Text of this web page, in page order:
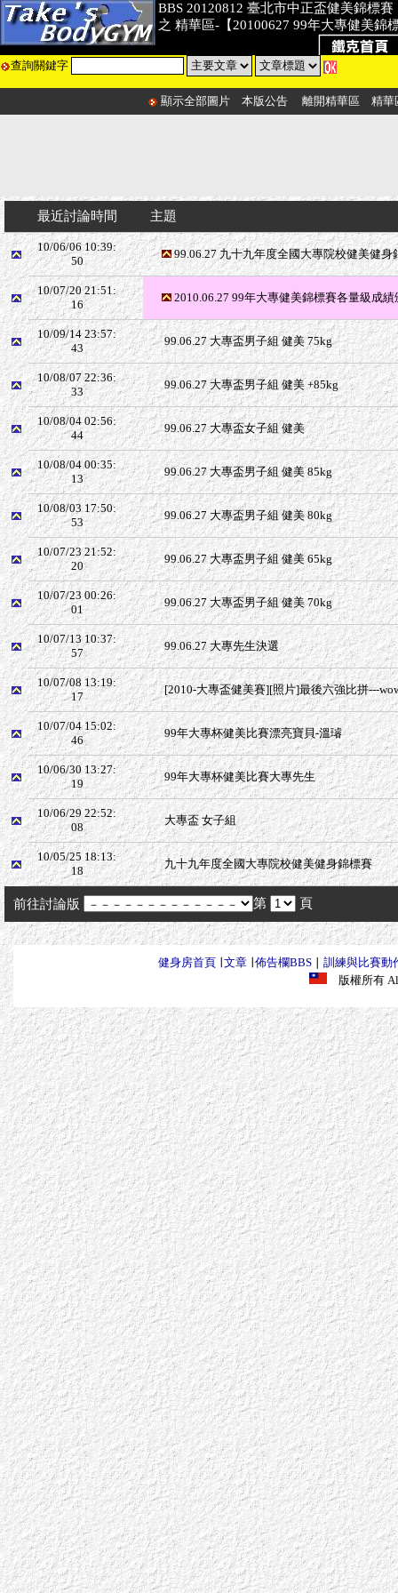
BBS 20120812 臺北市中正盃健美錦標賽
之 精華區-【20100627 99年大專健美錦
查詢關鍵字
顯示全部圖片 本版公告 離開精華區 精華
最近討論時間 主題
10/06/06 10:39:
50
99.06.27 九十九年度全國大專院校健美健身
10/07/20 21:51:
16
2010.06.27 99年大專健美錦標賽各量級成績
10/09/14 23:57:
43
99.06.27 大專盃男子組 健美 75kg
10/08/07 22:36:
33
99.06.27 大專盃男子組 健美 +85kg
10/08/04 02:56:
44
99.06.27 大專盃女子組 健美
10/08/04 00:35:
13
99.06.27 大專盃男子組 健美 85kg
10/08/03 17:50:
53
99.06.27 大專盃男子組 健美 80kg
10/07/23 21:52:
20
99.06.27 大專盃男子組 健美 65kg
10/07/23 00:26:
01
99.06.27 大專盃男子組 健美 70kg
10/07/13 10:37:
57
99.06.27 大專先生決選
10/07/08 13:19:
17
[2010-大專盃健美賽][照片]最後六強比拼---
10/07/04 15:02:
46
99年大專杯健美比賽漂亮寶貝-溫璿
10/06/30 13:27:
19
99年大專杯健美比賽大專先生
10/06/29 22:52:
08
大專盃 女子組
10/05/25 18:13:
18
九十九年度全國大專院校健美健身錦標賽
前往討論版 第 頁
健身房首頁∣ 文章∣ 佈告欄BBS∣ 訓練與比賽動
版權所有